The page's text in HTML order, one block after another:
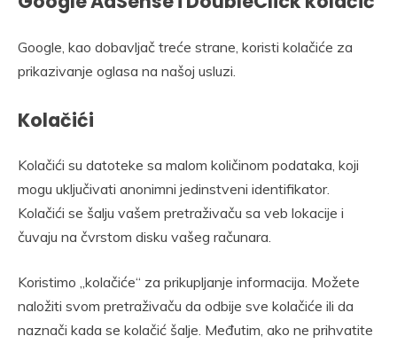
Google, kao dobavljač treće strane, koristi kolačiće za
prikazivanje oglasa na našoj usluzi.
Kolačići
Kolačići su datoteke sa malom količinom podataka, koji
mogu uključivati anonimni jedinstveni identifikator.
Kolačići se šalju vašem pretraživaču sa veb lokacije i
čuvaju na čvrstom disku vašeg računara.
Koristimo „kolačiće“ za prikupljanje informacija. Možete
naložiti svom pretraživaču da odbije sve kolačiće ili da
naznači kada se kolačić šalje. Međutim, ako ne prihvatite